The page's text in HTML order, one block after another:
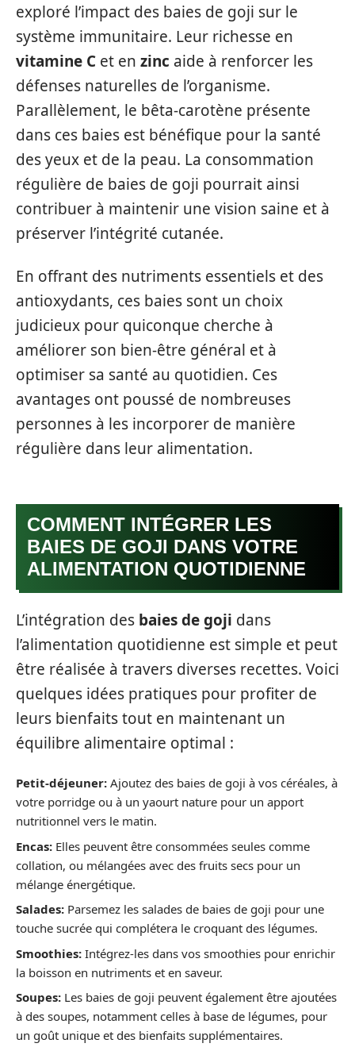
exploré l’impact des baies de goji sur le
système immunitaire. Leur richesse en
vitamine C et en zinc aide à renforcer les
défenses naturelles de l’organisme.
Parallèlement, le bêta-carotène présente
dans ces baies est bénéfique pour la santé
des yeux et de la peau. La consommation
régulière de baies de goji pourrait ainsi
contribuer à maintenir une vision saine et à
préserver l’intégrité cutanée.
En offrant des nutriments essentiels et des
antioxydants, ces baies sont un choix
judicieux pour quiconque cherche à
améliorer son bien-être général et à
optimiser sa santé au quotidien. Ces
avantages ont poussé de nombreuses
personnes à les incorporer de manière
régulière dans leur alimentation.
COMMENT INTÉGRER LES
BAIES DE GOJI DANS VOTRE
ALIMENTATION QUOTIDIENNE
L’intégration des baies de goji dans
l’alimentation quotidienne est simple et peut
être réalisée à travers diverses recettes. Voici
quelques idées pratiques pour profiter de
leurs bienfaits tout en maintenant un
équilibre alimentaire optimal :
Petit-déjeuner: Ajoutez des baies de goji à vos céréales, à
votre porridge ou à un yaourt nature pour un apport
nutritionnel vers le matin.
Encas: Elles peuvent être consommées seules comme
collation, ou mélangées avec des fruits secs pour un
mélange énergétique.
Salades: Parsemez les salades de baies de goji pour une
touche sucrée qui complétera le croquant des légumes.
Smoothies: Intégrez-les dans vos smoothies pour enrichir
la boisson en nutriments et en saveur.
Soupes: Les baies de goji peuvent également être ajoutées
à des soupes, notamment celles à base de légumes, pour
un goût unique et des bienfaits supplémentaires.